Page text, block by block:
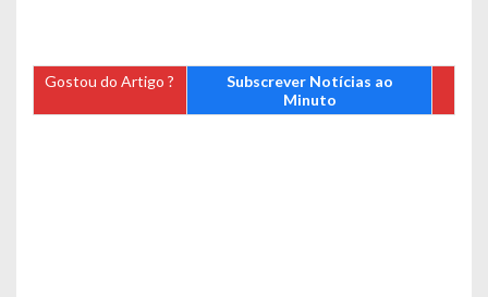
Gostou do Artigo ?
Subscrever Notícias ao
Minuto